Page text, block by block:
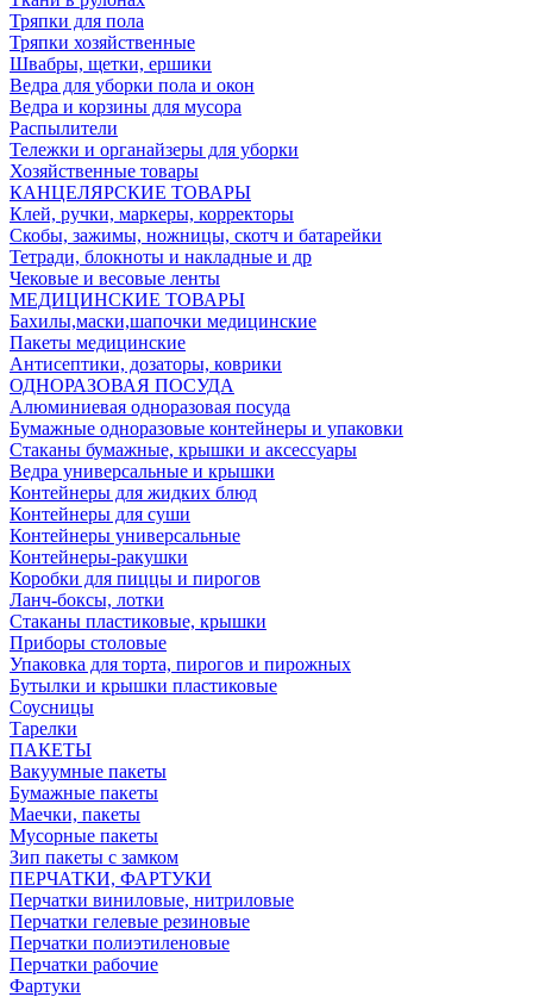
Тряпки для пола
Тряпки хозяйственные
Швабры, щетки, ершики
Ведра для уборки пола и окон
Ведра и корзины для мусора
Распылители
Тележки и органайзеры для уборки
Хозяйственные товары
КАНЦЕЛЯРСКИЕ ТОВАРЫ
Клей, ручки, маркеры, корректоры
Скобы, зажимы, ножницы, скотч и батарейки
Тетради, блокноты и накладные и др
Чековые и весовые ленты
МЕДИЦИНСКИЕ ТОВАРЫ
Бахилы,маски,шапочки медицинские
Пакеты медицинские
Антисептики, дозаторы, коврики
ОДНОРАЗОВАЯ ПОСУДА
Алюминиевая одноразовая посуда
Бумажные одноразовые контейнеры и упаковки
Стаканы бумажные, крышки и аксессуары
Ведра универсальные и крышки
Контейнеры для жидких блюд
Контейнеры для суши
Контейнеры универсальные
Контейнеры-ракушки
Коробки для пиццы и пирогов
Ланч-боксы, лотки
Стаканы пластиковые, крышки
Приборы столовые
Упаковка для торта, пирогов и пирожных
Бутылки и крышки пластиковые
Соусницы
Тарелки
ПАКЕТЫ
Вакуумные пакеты
Бумажные пакеты
Маечки, пакеты
Мусорные пакеты
Зип пакеты с замком
ПЕРЧАТКИ, ФАРТУКИ
Перчатки виниловые, нитриловые
Перчатки гелевые резиновые
Перчатки полиэтиленовые
Перчатки рабочие
Фартуки